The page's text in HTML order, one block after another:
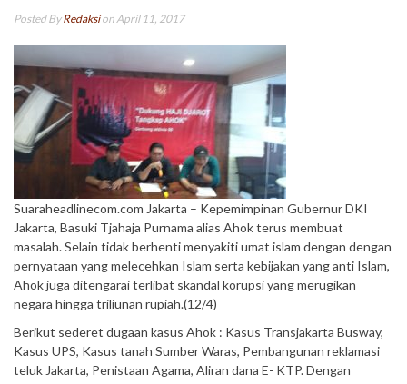
Posted ByRedaksion April 11, 2017
Suaraheadlinecom.com Jakarta – Kepemimpinan Gubernur DKI
Jakarta, Basuki Tjahaja Purnama alias Ahok terus membuat
masalah. Selain tidak berhenti menyakiti umat islam dengan dengan
pernyataan yang melecehkan Islam serta kebijakan yang anti Islam,
Ahok juga ditengarai terlibat skandal korupsi yang merugikan
negara hingga triliunan rupiah.(12/4)
Berikut sederet dugaan kasus Ahok : Kasus Transjakarta Busway,
Kasus UPS, Kasus tanah Sumber Waras, Pembangunan reklamasi
teluk Jakarta, Penistaan Agama, Aliran dana E- KTP. Dengan